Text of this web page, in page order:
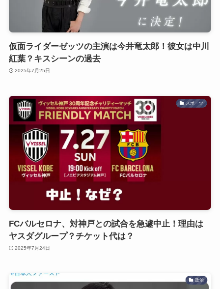
仮面ライダーゼッツの主演は今井竜太郎！彼女は中川
紅葉？キスシーンの過去
2025年7月25日
スポーツ
FCバルセロナ、対神戸との試合を急遽中止！理由は
ヤスダグループ？チケット代は？
2025年7月24日
政治